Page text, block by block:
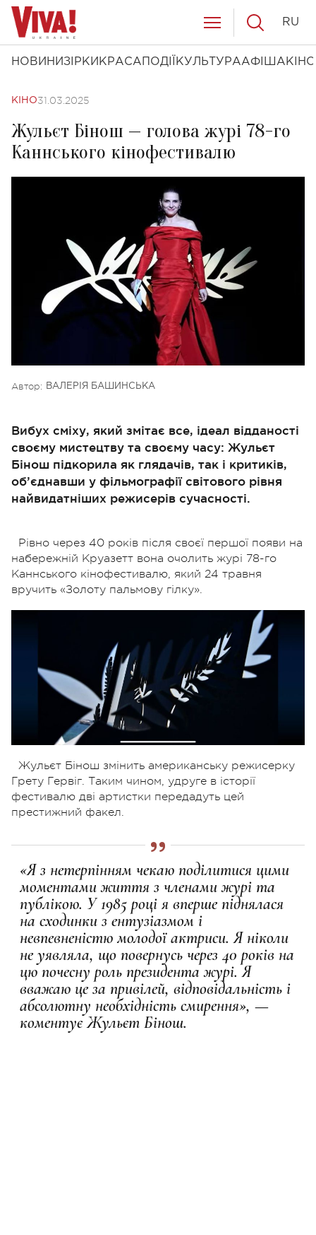
НОВИНИ ЗІРКИ КРАСА ПОДІЇ КУЛЬТУРААФІША КІНО
RU
КІНО31.03.2025
Жульєт Бінош — голова журі 78-го
Каннського кінофестивалю
Автор: ВАЛЕРІЯ БАШИНСЬКА
Вибух сміху, який змітає все, ідеал відданості
своєму мистецтву та своєму часу: Жульєт
Бінош підкорила як глядачів, так і критиків,
об’єднавши у фільмографії світового рівня
найвидатніших режисерів сучасності.
Рівно через 40 років після своєї першої появи на
набережній Круазетт вона очолить журі 78-го
Каннського кінофестивалю, який 24 травня
вручить «Золоту пальмову гілку».
Жульєт Бінош змінить американську режисерку
Грету Гервіг. Таким чином, удруге в історії
фестивалю дві артистки передадуть цей
престижний факел.
«Я з нетерпінням чекаю поділитися цими
моментами життя з членами журі та
публікою. У 1985 році я вперше піднялася
на сходинки з ентузіазмом і
невпевненістю молодої актриси. Я ніколи
не уявляла, що повернусь через 40 років на
цю почесну роль президента журі. Я
вважаю це за привілей, відповідальність і
абсолютну необхідність смирення», —
коментує Жульєт Бінош.